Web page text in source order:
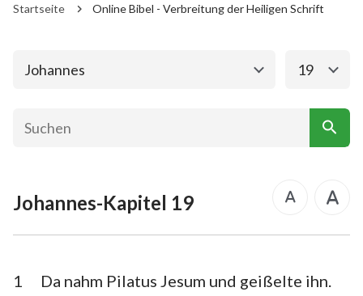
Startseite Online Bibel - Verbreitung der Heiligen Schrift
Johannes
Apostelgeschichte
Galater
1. Thessalonicher 2. Thessalonicher
1. Timotheus 2. Timotheus
Titus Philemon
19
Johannes-Kapitel 19
1
Da nahm Pilatus Jesum und geißelte ihn.